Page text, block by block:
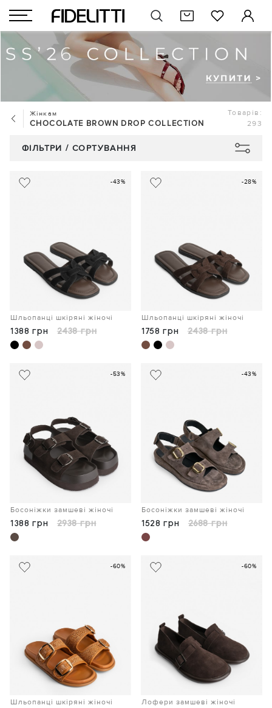
Жінкам
CHOCOLATE BROWN DROP COLLECTION
Товарів:
293
ФІЛЬТРИ / СОРТУВАННЯ
-43%
Шльопанці шкіряні жіночі
1388 грн 2438 грн
-28%
Шльопанці шкіряні жіночі
1758 грн 2438 грн
-53%
Босоніжки замшеві жіночі
1388 грн 2938 грн
-43%
Босоніжки замшеві жіночі
1528 грн 2688 грн
-60%
Шльопанці шкіряні жіночі
-60%
Лофери замшеві жіночі